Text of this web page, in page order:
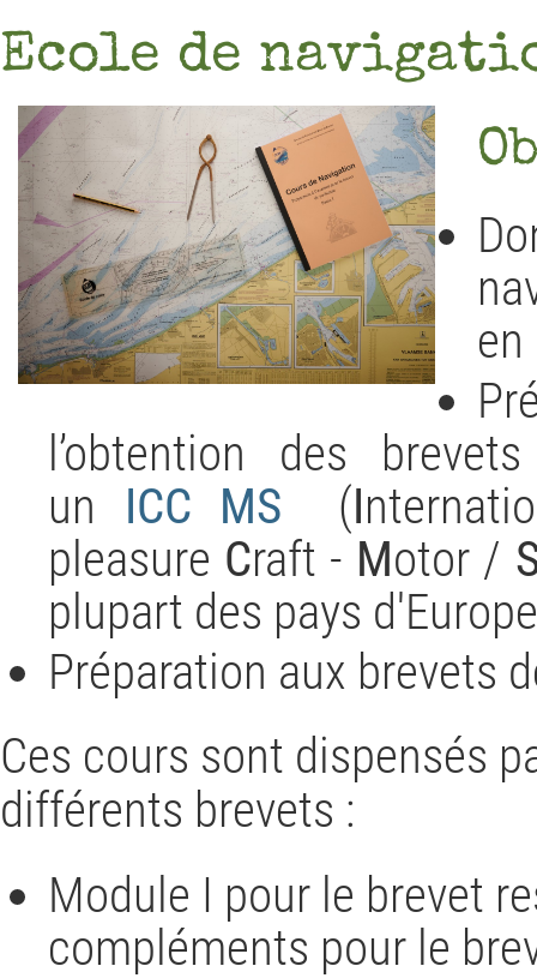
Ecole de
l’obtention des
un ICC MS (I
pleasure Craft - Motor /
plupart des pays
Préparation aux brevets
Ces cours sont dispensés
différents brevets :
Module I pour le brevet
compléments pour le